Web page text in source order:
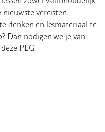
nieuwste vereisten.
denken en lesmateriaal te
Dan nodigen we je van
PLG.